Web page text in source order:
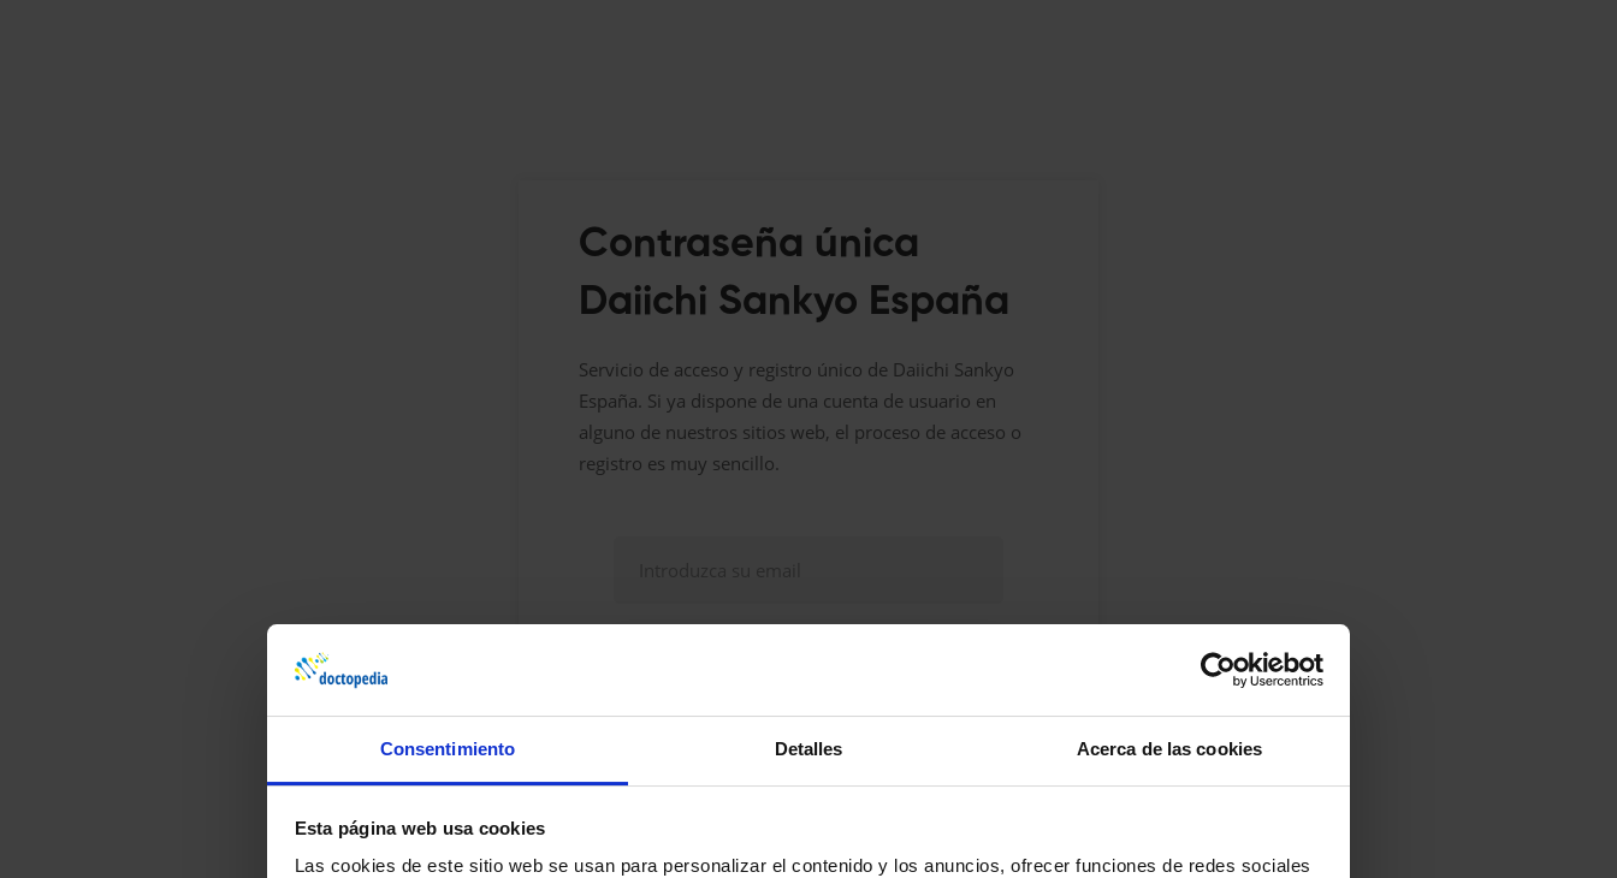
Consentimiento Detalles Acerca de las cookies
Esta página web usa cookies
Las cookies de este sitio web se usan para personalizar el contenido y los anuncios, ofrecer funciones de redes sociales
Contraseña única
Daiichi Sankyo España
Servicio de acceso y registro único de Daiichi Sankyo
España. Si ya dispone de una cuenta de usuario en
alguno de nuestros sitios web, el proceso de acceso o
registro es muy sencillo.
Preguntas frecuentes